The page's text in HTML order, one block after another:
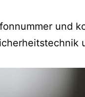
und